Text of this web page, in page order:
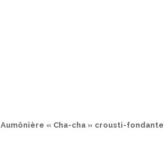
Aumônière « Cha-cha » crousti-fondante